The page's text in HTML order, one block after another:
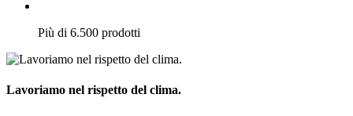
Più di 6.500 prodotti
Lavoriamo nel rispetto del clima.